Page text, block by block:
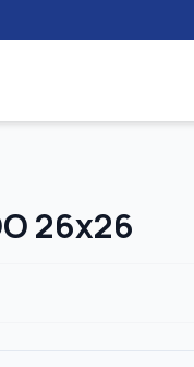
26х26